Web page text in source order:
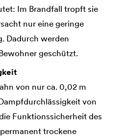
Im Brandfall tropft sie
nur eine geringe
Dadurch werden
geschützt.
von nur ca. 0,02 m
von
Funktionssicherheit des
trockene